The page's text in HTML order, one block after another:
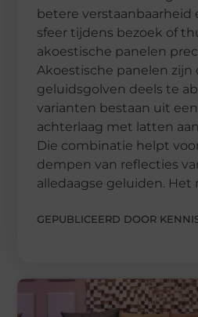
betere
sfeer tijdens bezoek of
akoestische panelen
Akoestische panelen
geluidsgolven deels te
varianten bestaan uit
achterlaag met latten
Die combinatie helpt
dempen van reflecties
alledaagse geluiden. Het
GEPUBLICEERD DOOR